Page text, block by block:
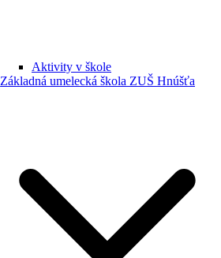
Aktivity v škole
Základná umelecká škola ZUŠ Hnúšťa